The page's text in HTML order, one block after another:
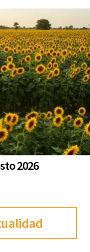
2026